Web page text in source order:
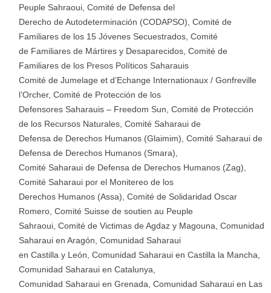
Peuple Sahraoui, Comité de Defensa del
Derecho de Autodeterminación (CODAPSO), Comité de
Familiares de los 15 Jóvenes Secuestrados, Comité
de Familiares de Mártires y Desaparecidos, Comité de
Familiares de los Presos Políticos Saharauis
Comité de Jumelage et d’Echange Internationaux / Gonfreville
l’Orcher, Comité de Protección de los
Defensores Saharauis – Freedom Sun, Comité de Protección
de los Recursos Naturales, Comité Saharaui de
Defensa de Derechos Humanos (Glaimim), Comité Saharaui de
Defensa de Derechos Humanos (Smara),
Comité Saharaui de Defensa de Derechos Humanos (Zag),
Comité Saharaui por el Monitereo de los
Derechos Humanos (Assa), Comité de Solidaridad Oscar
Romero, Comité Suisse de soutien au Peuple
Sahraoui, Comité de Victimas de Agdaz y Magouna, Comunidad
Saharaui en Aragón, Comunidad Saharaui
en Castilla y León, Comunidad Saharaui en Castilla la Mancha,
Comunidad Saharaui en Catalunya,
Comunidad Saharaui en Grenada, Comunidad Saharaui en Las